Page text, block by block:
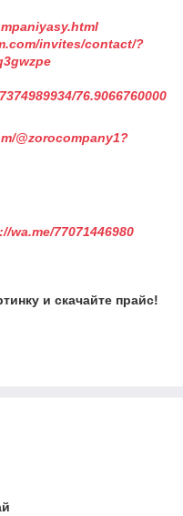
invites/contact/?
76.9066760000
@zorocompany1?
wa.me/77071446980
и скачайте прайс!